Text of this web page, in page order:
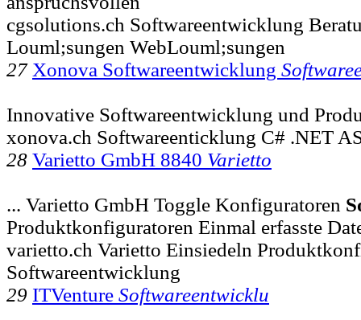
cgsolutions.ch Softwareentwicklung
Louml;sungen WebLouml;sungen
27 Xonova Softwareentwicklung
Innovative Softwareentwicklung und
xonova.ch Softwareenticklung C# .NET
28 Varietto GmbH 8840 Varietto
... Varietto GmbH Toggle Konfiguratoren
Produktkonfiguratoren Einmal erfasste
varietto.ch Varietto Einsiedeln
Softwareentwicklung
29 ITVenture Softwareentwicklu